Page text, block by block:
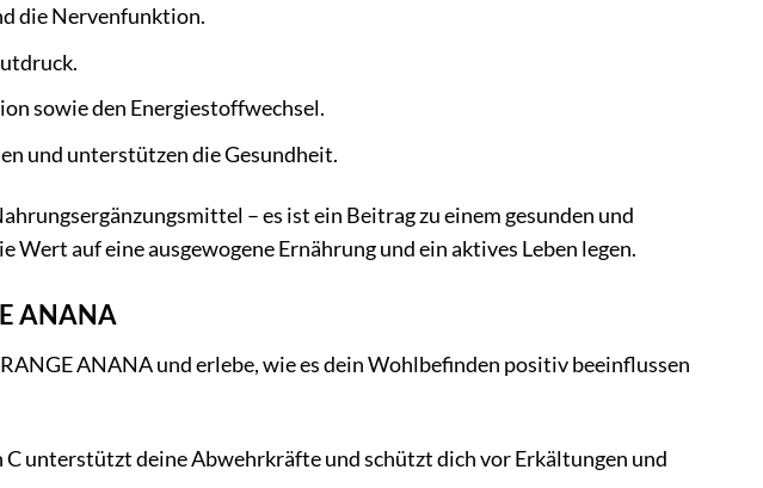
die Nervenfunktion.
sowie den Energiestoffwechsel.
und unterstützen die Gesundheit.
– es ist ein Beitrag zu einem gesunden und
auf eine ausgewogene Ernährung und ein aktives Leben legen.
ANANA
ANANA und erlebe, wie es dein Wohlbefinden positiv beeinflussen
unterstützt deine Abwehrkräfte und schützt dich vor Erkältungen und